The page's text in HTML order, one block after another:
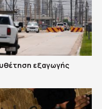
εξαγωγής